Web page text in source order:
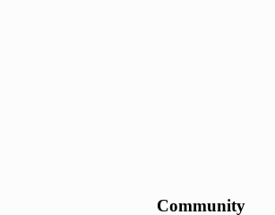
Community